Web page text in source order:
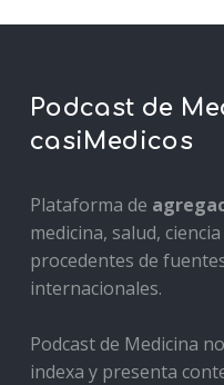
Podcast de
casiMedicos
Plataforma de
medicina, salud,
procedentes de
internacionales.
Podcast de Medicina
indexa y presenta